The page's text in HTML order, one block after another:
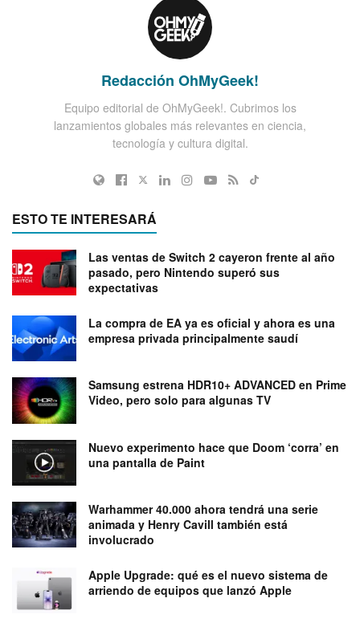
Redacción OhMyGeek!
Equipo editorial de OhMyGeek!. Cubrimos los
lanzamientos globales más relevantes en ciencia,
tecnología y cultura digital.
ESTO TE INTERESARÁ
Las ventas de Switch 2 cayeron frente al año
pasado, pero Nintendo superó sus
expectativas
La compra de EA ya es oficial y ahora es una
empresa privada principalmente saudí
Samsung estrena HDR10+ ADVANCED en Prime
Video, pero solo para algunas TV
Nuevo experimento hace que Doom ‘corra’ en
una pantalla de Paint
Warhammer 40.000 ahora tendrá una serie
animada y Henry Cavill también está
involucrado
Apple Upgrade: qué es el nuevo sistema de
arriendo de equipos que lanzó Apple